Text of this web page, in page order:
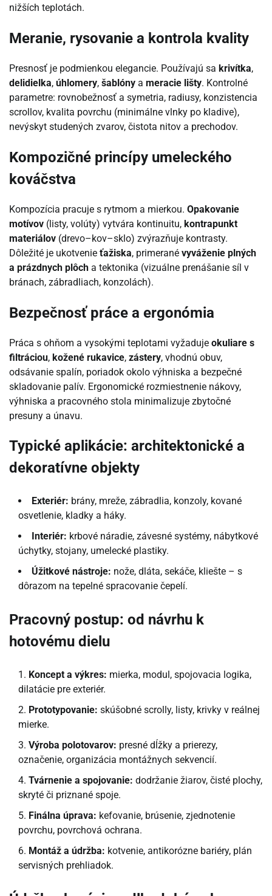
nižších teplotách.
Meranie, rysovanie a kontrola kvality
Presnosť je podmienkou elegancie. Používajú sa krivítka,
delidielka, úhlomery, šablóny a meracie lišty. Kontrolné
parametre: rovnobežnosť a symetria, radiusy, konzistencia
scrollov, kvalita povrchu (minimálne vlnky po kladive),
nevýskyt studených zvarov, čistota nitov a prechodov.
Kompozičné princípy umeleckého
kováčstva
Kompozícia pracuje s rytmom a mierkou. Opakovanie
motívov (listy, volúty) vytvára kontinuitu, kontrapunkt
materiálov (drevo–kov–sklo) zvýrazňuje kontrasty.
Dôležité je ukotvenie ťažiska, primerané vyváženie plných
a prázdnych plôch a tektonika (vizuálne prenášanie síl v
bránach, zábradliach, konzolách).
Bezpečnosť práce a ergonómia
Práca s ohňom a vysokými teplotami vyžaduje okuliare s
filtráciou, kožené rukavice, zástery, vhodnú obuv,
odsávanie spalín, poriadok okolo výhniska a bezpečné
skladovanie palív. Ergonomické rozmiestnenie nákovy,
výhniska a pracovného stola minimalizuje zbytočné
presuny a únavu.
Typické aplikácie: architektonické a
dekoratívne objekty
Exteriér: brány, mreže, zábradlia, konzoly, kované
osvetlenie, kladky a háky.
Interiér: krbové náradie, závesné systémy, nábytkové
úchytky, stojany, umelecké plastiky.
Úžitkové nástroje: nože, dláta, sekáče, kliešte – s
dôrazom na tepelné spracovanie čepelí.
Pracovný postup: od návrhu k
hotovému dielu
Koncept a výkres: mierka, modul, spojovacia logika,
dilatácie pre exteriér.
Prototypovanie: skúšobné scrolly, listy, krivky v reálnej
mierke.
Výroba polotovarov: presné dĺžky a prierezy,
označenie, organizácia montážnych sekvencií.
Tvárnenie a spojovanie: dodržanie žiarov, čisté plochy,
skryté či priznané spoje.
Finálna úprava: kefovanie, brúsenie, zjednotenie
povrchu, povrchová ochrana.
Montáž a údržba: kotvenie, antikorózne bariéry, plán
servisných prehliadok.